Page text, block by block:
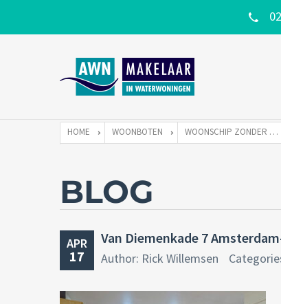
HOME WOONBOTEN WOONSCHIP ZONDER LIGPLAATS
BLOG
APR
17
Van Diemenkade 7
Author: Rick Willemsen